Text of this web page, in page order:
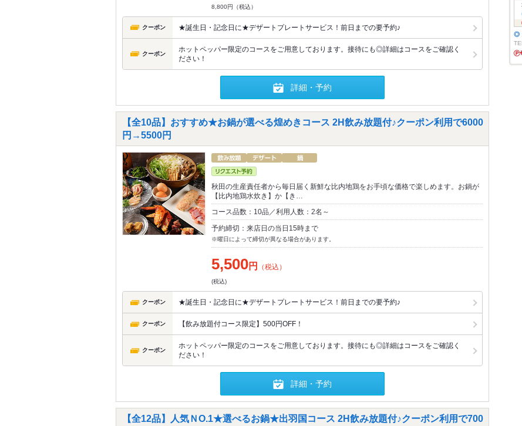
8,800円（税込）
クーポン ★誕生日・記念日に★デザートプレートサービス！前日までの要予約♪
クーポン
ホットペッパー限定のコースをご用意しております。接待にも◎詳細はコースをご確認く
ださい！
詳細・予約
【全10品】おすすめ★お鍋が選べる煌めきコース 2H飲み放題付♪クーポン利用で6000
円→5500円
秋田の生産責任者から毎日届く新鮮な比内地鶏をお手頃な価格で楽しめます。お鍋が
【比内地鶏水炊き】か【き…
コース品数：10品／利用人数：2名～
予約締切：来店日の当日15時まで
※曜日によって締切が異なる場合があります。
5,500円 （税込）
(税込)
クーポン ★誕生日・記念日に★デザートプレートサービス！前日までの要予約♪
クーポン 【飲み放題付コース限定】500円OFF！
クーポン
ホットペッパー限定のコースをご用意しております。接待にも◎詳細はコースをご確認く
ださい！
詳細・予約
【全12品】人気ＮO.1★選べるお鍋★出羽国コース 2H飲み放題付♪クーポン利用で700
◎
TEL